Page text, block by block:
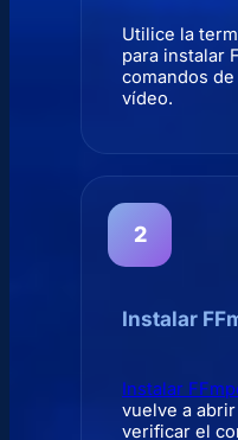
Utilice la
para instalar
comandos
vídeo.
Instalar
Instalar
vuelve a
verificar el